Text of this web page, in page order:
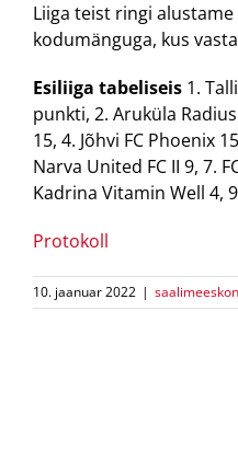
Liiga teist ringi
kodumänguga, kus
Esiliiga tabeliseis 1.
punkti, 2. Aruküla
15, 4. Jõhvi FC Phoenix
Narva United FC II 9, 7.
Kadrina Vitamin Well 4,
Protokoll
10. jaanuar 2022 |